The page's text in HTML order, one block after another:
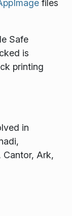
files
Safe
is
printing
in
Cantor, Ark,